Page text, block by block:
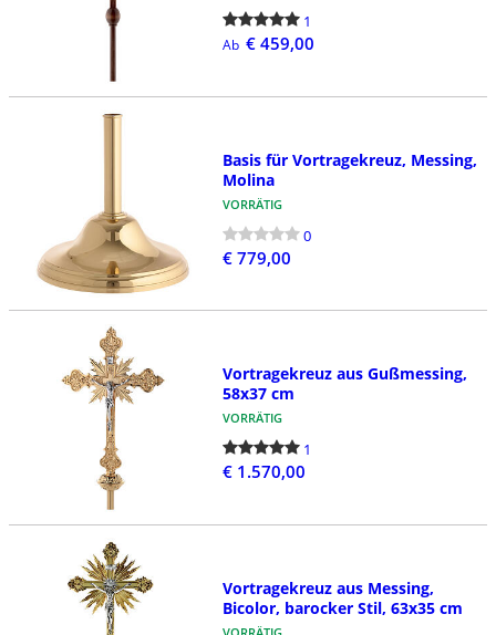
1
Ab € 459,00
Basis für Vortragekreuz, Messing,
Molina
VORRÄTIG
0
€ 779,00
Vortragekreuz aus Gußmessing,
58x37 cm
VORRÄTIG
1
€ 1.570,00
Vortragekreuz aus Messing,
Bicolor, barocker Stil, 63x35 cm